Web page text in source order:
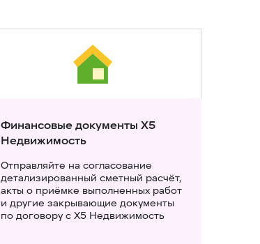
Финансовые документы Х5
Недвижимость
Отправляйте на согласование
детализированный сметный расчёт,
акты о приёмке выполненных работ
и другие закрывающие документы
по договору с X5 Недвижимость